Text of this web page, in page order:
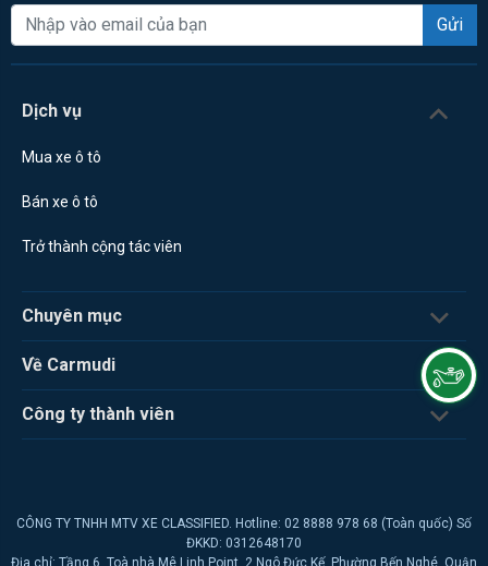
Gửi
Dịch vụ
Mua xe ô tô
Bán xe ô tô
Trở thành cộng tác viên
Chuyên mục
Về Carmudi
Công ty thành viên
CÔNG TY TNHH MTV XE CLASSIFIED. Hotline: 02 8888 978 68 (Toàn quốc) Số
ĐKKD: 0312648170
Địa chỉ: Tầng 6, Toà nhà Mê Linh Point, 2 Ngô Đức Kế, Phường Bến Nghé, Quận